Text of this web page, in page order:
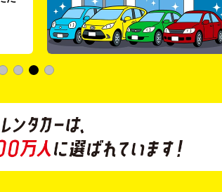
快適な車両の提供を追求しています。もちろん追
加料金は0円です。